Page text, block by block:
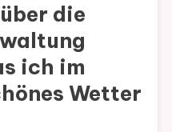
die
ich im
Wetter